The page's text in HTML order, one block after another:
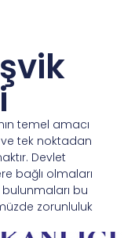
temel amacı
tek noktadan
Devlet
bağlı olmaları
bu
zorunluluk